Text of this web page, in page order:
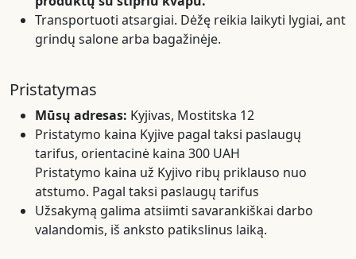
Transportuoti atsargiai. Dėžę reikia laikyti lygiai, ant
grindų salone arba bagažinėje.
Pristatymas
Mūsų adresas: Kyjivas, Mostitska 12
Pristatymo kaina Kyjive pagal taksi paslaugų
tarifus, orientacinė kaina 300 UAH
Pristatymo kaina už Kyjivo ribų priklauso nuo
atstumo. Pagal taksi paslaugų tarifus
Užsakymą galima atsiimti savarankiškai darbo
valandomis, iš anksto patikslinus laiką.